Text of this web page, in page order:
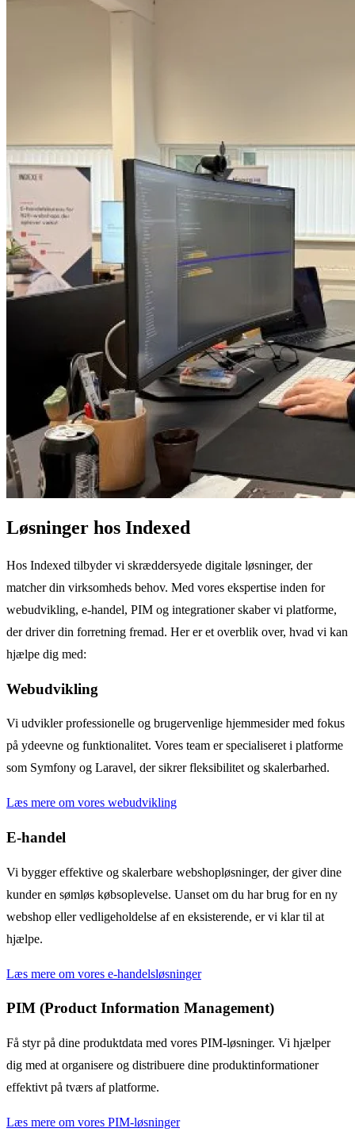
Løsninger hos Indexed
Hos Indexed tilbyder vi skræddersyede digitale løsninger, der
matcher din virksomheds behov. Med vores ekspertise inden for
webudvikling, e-handel, PIM og integrationer skaber vi platforme,
der driver din forretning fremad. Her er et overblik over, hvad vi kan
hjælpe dig med:
Webudvikling
Vi udvikler professionelle og brugervenlige hjemmesider med fokus
på ydeevne og funktionalitet. Vores team er specialiseret i platforme
som Symfony og Laravel, der sikrer fleksibilitet og skalerbarhed.
Læs mere om vores webudvikling
E-handel
Vi bygger effektive og skalerbare webshopløsninger, der giver dine
kunder en sømløs købsoplevelse. Uanset om du har brug for en ny
webshop eller vedligeholdelse af en eksisterende, er vi klar til at
hjælpe.
Læs mere om vores e-handelsløsninger
PIM (Product Information Management)
Få styr på dine produktdata med vores PIM-løsninger. Vi hjælper
dig med at organisere og distribuere dine produktinformationer
effektivt på tværs af platforme.
Læs mere om vores PIM-løsninger